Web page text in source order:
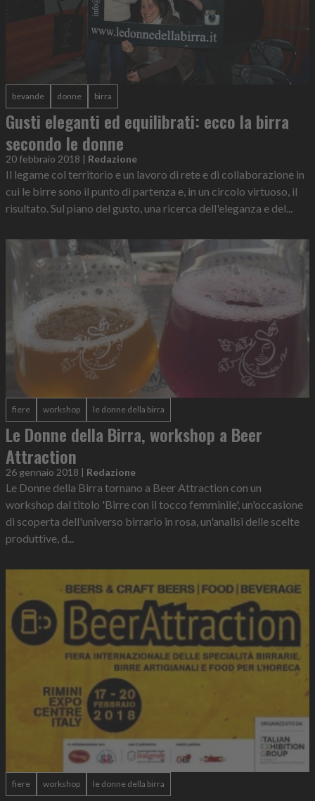
bevande donne birra
Gusti eleganti ed equilibrati: ecco la birra
secondo le donne
20 febbraio 2018 | Redazione
Il legame col territorio e un lavoro di rete e di collaborazione in
cui le birre sono il punto di partenza e, in un circolo virtuoso, il
risultato. Sul piano del gusto, una ricerca dell'eleganza e del...
fiere workshop le donne della birra
Le Donne della Birra, workshop a Beer
Attraction
26 gennaio 2018 | Redazione
Le Donne della Birra tornano a Beer Attraction con un
workshop dal titolo 'Birre con il tocco femminile', un'occasione
di scoperta dell'universo birrario in rosa, un'analisi delle scelte
produttive, d...
fiere workshop le donne della birra